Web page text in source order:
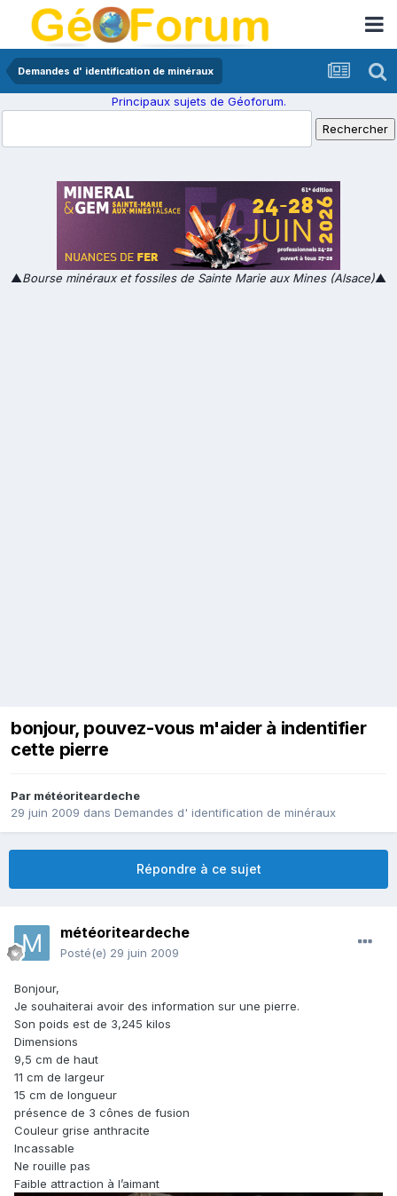
Demandes d' identification de minéraux
Principaux sujets de Géoforum.
▲Bourse minéraux et fossiles de Sainte Marie aux Mines (Alsace)▲
bonjour, pouvez-vous m'aider à indentifier
cette pierre
Par météoriteardeche
29 juin 2009 dans Demandes d' identification de minéraux
Répondre à ce sujet
météoriteardeche
Posté(e) 29 juin 2009
Bonjour,
Je souhaiterai avoir des information sur une pierre.
Son poids est de 3,245 kilos
Dimensions
9,5 cm de haut
11 cm de largeur
15 cm de longueur
présence de 3 cônes de fusion
Couleur grise anthracite
Incassable
Ne rouille pas
Faible attraction à l’aimant